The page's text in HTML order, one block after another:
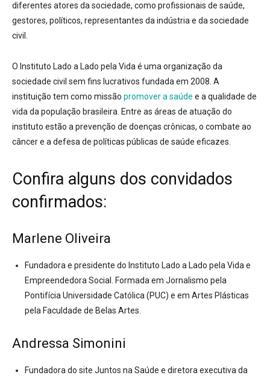
diferentes atores da sociedade, como profissionais de saúde,
gestores, políticos, representantes da indústria e da sociedade
civil.
O Instituto Lado a Lado pela Vida é uma organização da
sociedade civil sem fins lucrativos fundada em 2008. A
instituição tem como missão promover a saúde e a qualidade de
vida da população brasileira. Entre as áreas de atuação do
instituto estão aprevenção de doenças crônicas, o combate ao
câncer e a defesa de políticas públicas de saúde eficazes.
Confira alguns dos convidados
confirmados:
Marlene Oliveira
Fundadora e presidente do Instituto Lado a Lado pela Vida e
Empreendedora Social. Formada em Jornalismo pela
Pontifícia Universidade Católica (PUC) e em Artes Plásticas
pela Faculdade de Belas Artes.
Andressa Simonini
Fundadora do site Juntos na Saúde e diretora executiva da